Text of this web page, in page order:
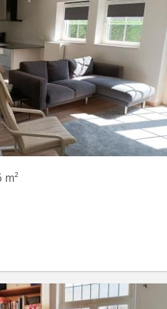
m²
KV 1427
lumineuse et moderne, proche de
l'Axis Parc ( 4 km). Bus 34 pour
parking extérieur : 480€ par mois,
fumeur ou fumeur uniquement en
chambres sont occupées par...
KV 1374